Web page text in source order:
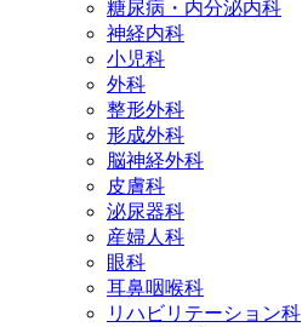
糖尿病・内分泌内科
神経内科
小児科
外科
整形外科
形成外科
脳神経外科
皮膚科
泌尿器科
産婦人科
眼科
耳鼻咽喉科
リハビリテーション科